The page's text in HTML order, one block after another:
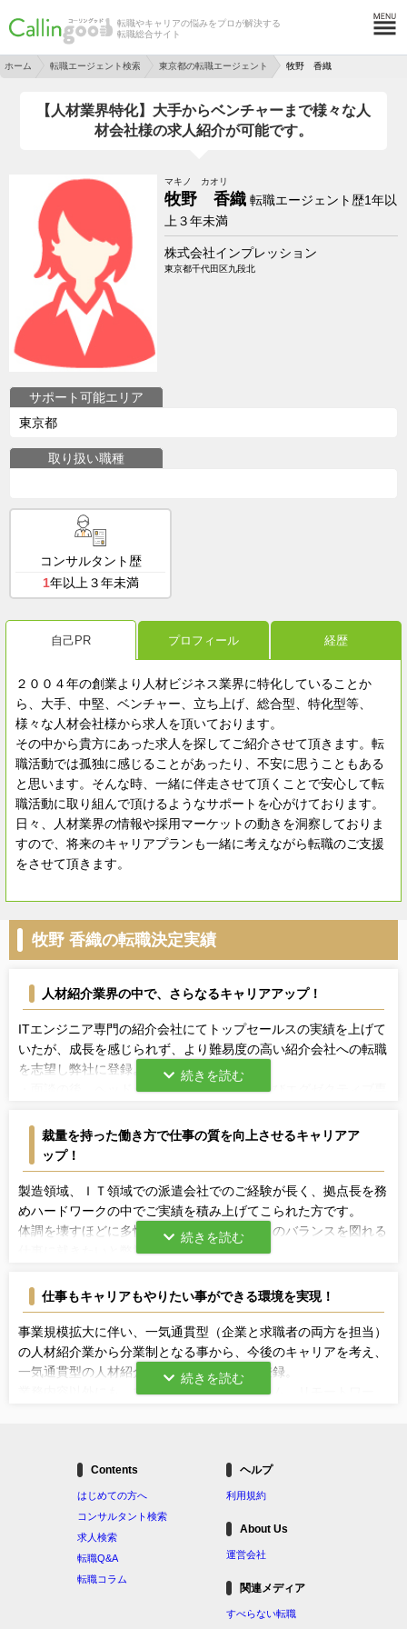
転職やキャリアの悩みをプロが解決する
転職総合サイト
ホーム 転職エージェント検索 東京都の転職エージェント 牧野 香織
【人材業界特化】大手からベンチャーまで様々な人
材会社様の求人紹介が可能です。
マキノ カオリ
牧野 香織 転職エージェント歴1年以
上３年未満
株式会社インプレッション
東京都千代田区九段北
サポート可能エリア
東京都
取り扱い職種
コンサルタント歴
1年以上３年未満
自己PR プロフィール 経歴
２００４年の創業より人材ビジネス業界に特化していることか
ら、大手、中堅、ベンチャー、立ち上げ、総合型、特化型等、
様々な人材会社様から求人を頂いております。
その中から貴方にあった求人を探してご紹介させて頂きます。転
職活動では孤独に感じることがあったり、不安に思うこともある
と思います。そんな時、一緒に伴走させて頂くことで安心して転
職活動に取り組んで頂けるようなサポートを心がけております。
日々、人材業界の情報や採用マーケットの動きを洞察しておりま
すので、将来のキャリアプランも一緒に考えながら転職のご支援
をさせて頂きます。
牧野 香織の転職決定実績
人材紹介業界の中で、さらなるキャリアアップ！
ITエンジニア専門の紹介会社にてトップセールスの実績を上げて
いたが、成長を感じられず、より難易度の高い紹介会社への転職
を志望し弊社に登録。
・面談の後、ヘッドハンティングの会社およびエグゼクティブ専
・ハイクラスの人材紹介会社は、選考ハードルも高く、面接での
思考の深堀り、ポテンシャルを図る質問も多かったため、数回に
わたる自己分析も踏まえながら、毎回の面接対策を行った。
・結果、１社のサーチ型人材紹介会社から内定。成長志向の高い
ご本人にカルチャー的にも最もフィットする会社に入社が確定。
裁量を持った働き方で仕事の質を向上させるキャリアア
ップ！
製造領域、ＩＴ領域での派遣会社でのご経験が長く、拠点長を務
めハードワークの中でご実績を積み上げてこられた方です。
体調を壊すほどに多忙な日々を送り、家庭とのバランスを図れる
仕事に就きたいと弊社に登録。
方という観点で求人をピックアップ。
複数選考を進める中に、社会情勢においても伸びている領域、今
後も拡大が見込まれる領域、また立ち上げへの興味関心がある、
というところで、ＩＴ領域派遣事業立ち上げポジションから内
定。
裁量を持って事業を進めることが出来るという会社に魅力を感
仕事もキャリアもやりたい事ができる環境を実現！
事業規模拡大に伴い、一気通貫型（企業と求職者の両方を担当）
の人材紹介業から分業制となる事から、今後のキャリアを考え、
一気通貫型の人材紹介業を志望し、弊社に登録。
業務内容以外にも、できればフレックスタイム、リモートワー
結果として、副業以外の条件がそろう会社から内定。ただし、副
業についても条件付きでできる社内規定ができ、実質、全ての希
望がそろう会社での就業が実現。
Contents
はじめての方へ
コンサルタント検索
求人検索
転職Q&A
転職コラム
ヘルプ
利用規約
About Us
運営会社
関連メディア
すべらない転職